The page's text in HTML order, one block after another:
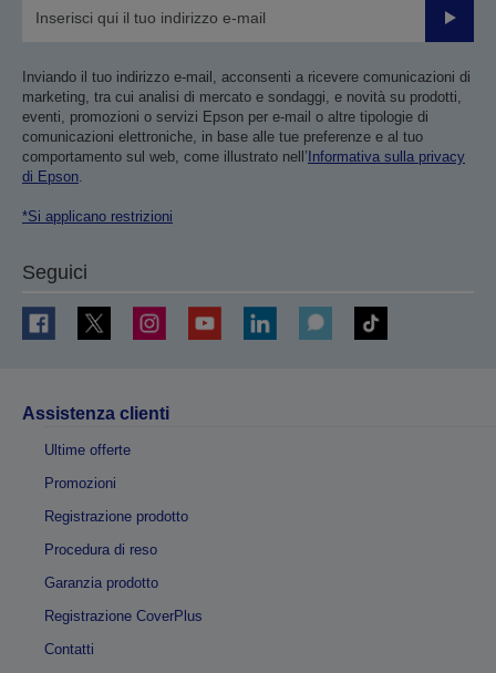
Invia
Inviando il tuo indirizzo e-mail, acconsenti a ricevere comunicazioni di
marketing, tra cui analisi di mercato e sondaggi, e novità su prodotti,
eventi, promozioni o servizi Epson per e-mail o altre tipologie di
comunicazioni elettroniche, in base alle tue preferenze e al tuo
comportamento sul web, come illustrato nell’ Informativa sulla privacy
di Epson.
*Si applicano restrizioni
Seguici
Assistenza clienti
Ultime offerte
Promozioni
Registrazione prodotto
Procedura di reso
Garanzia prodotto
Registrazione CoverPlus
Contatti